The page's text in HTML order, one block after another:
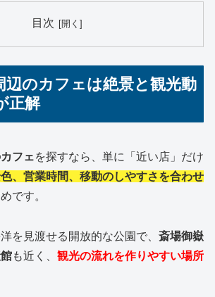
目次
辺のカフェは絶景と観光動
正解
フェを探すなら、単に「近い店」だけ
、営業時間、移動のしやすさを合わせ
です。
を見渡せる開放的な公園で、 斎場御嶽
も近く、 観光の流れを作りやすい場所